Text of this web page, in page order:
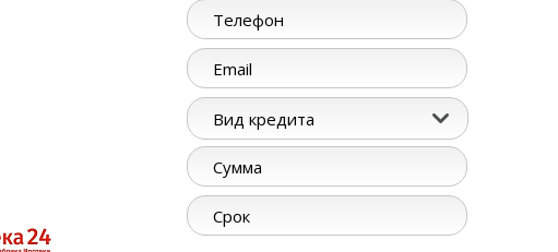
Вид кредита